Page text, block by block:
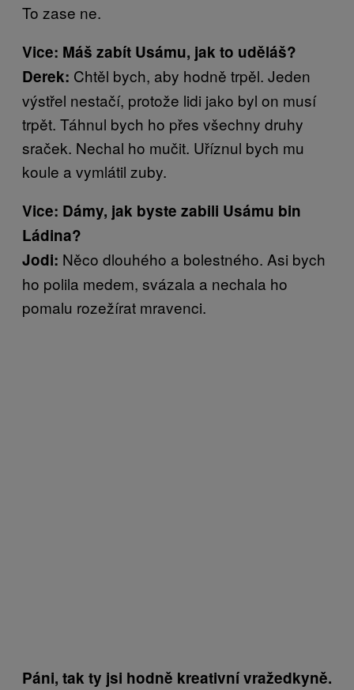
To zase ne.
Vice: Máš zabít Usámu, jak to uděláš?
Derek: Chtěl bych, aby hodně trpěl. Jeden
výstřel nestačí, protože lidi jako byl on musí
trpět. Táhnul bych ho přes všechny druhy
sraček. Nechal ho mučit. Uříznul bych mu
koule a vymlátil zuby.
Vice: Dámy, jak byste zabili Usámu bin
Ládina?
Jodi: Něco dlouhého a bolestného. Asi bych
ho polila medem, svázala a nechala ho
pomalu rozežírat mravenci.
Páni, tak ty jsi hodně kreativní vražedkyně.